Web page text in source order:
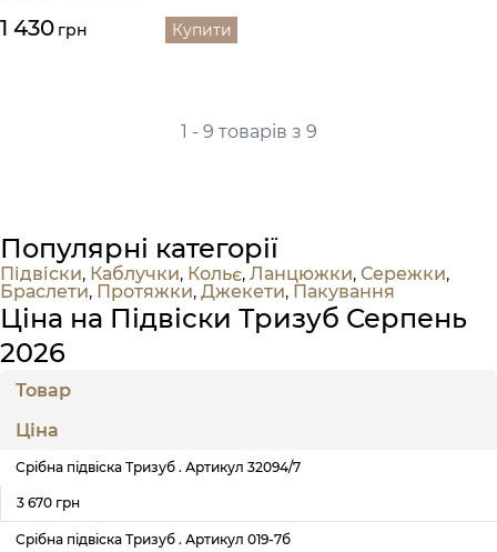
1 430 грн Купити
1 - 9 товарів з 9
Популярні категорії
Підвіски, Каблучки, Кольє, Ланцюжки, Сережки,
Браслети, Протяжки, Джекети, Пакування
Ціна на Підвіски Тризуб Серпень
2026
Товар
Ціна
Срібна підвіска Тризуб . Артикул 32094/7
3 670 грн
Срібна підвіска Тризуб . Артикул 019-7б